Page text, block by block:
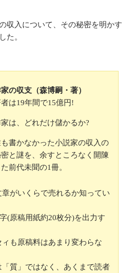
収入について、その秘密を明かす
た。
の収支（森博嗣・著）
は19年間で15億円!
は、どれだけ儲かるか?
書かなかった小説家の収入の
と謎を、余すところなく開陳
た前代未聞の1冊。
章がいくらで売れるか知ってい
(原稿用紙約20枚分)を出力す
ィも原稿料はあまり変わらな
「質」ではなく、あくまで読者